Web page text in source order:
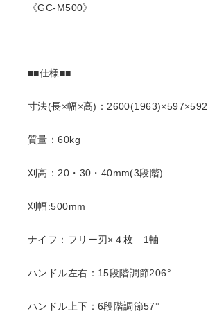
《GC-M500》
■■仕様■■
寸法(長×幅×高)：2600(1963)×597×592
質量：60kg
刈高：20・30・40mm(3段階)
刈幅:500mm
ナイフ：フリー刃×４枚 1軸
ハンドル左右：15段階調節206°
ハンドル上下：6段階調節57°